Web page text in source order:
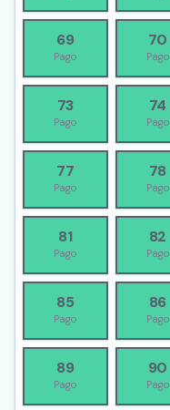
69
Pago
70
Pago
73
Pago
74
Pago
77
Pago
78
Pago
81
Pago
82
Pago
85
Pago
86
Pago
89
Pago
90
Pago